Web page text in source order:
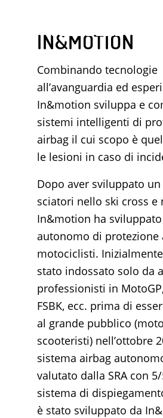
IN&MOTION
Combinando tecnologie
all’avanguardia ed
In&motion sviluppa e
sistemi intelligenti di
airbag il cui scopo è
le lesioni in caso di
Dopo aver sviluppato
sciatori nello ski cross e
In&motion ha
autonomo di protezione
motociclisti.
stato indossato solo da
professionisti in
FSBK, ecc. prima di
al grande pubblico
scooteristi) nell’ottobre
sistema airbag
valutato dalla SRA con
sistema di
è stato sviluppato da